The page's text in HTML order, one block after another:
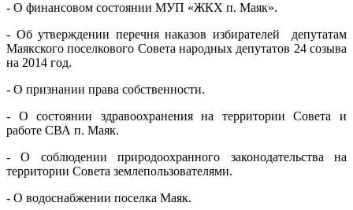
- О финансовом состоянии МУП «ЖКХ п. Маяк».
- Об утверждении перечня наказов избирателей депутатам
Маякского поселкового Совета народных депутатов 24 созыва
на 2014 год.
- О признании права собственности.
- О состоянии здравоохранения на территории Совета и
работе СВА п. Маяк.
- О соблюдении природоохранного законодательства на
территории Совета землепользователями.
- О водоснабжении поселка Маяк.